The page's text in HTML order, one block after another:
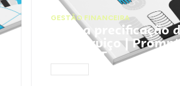
GESTÃO FINANCEIRA
Faça a precificação
seu serviço |
ChatGPT